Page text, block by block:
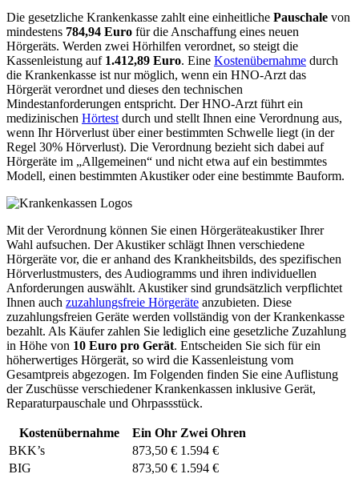
Die gesetzliche Krankenkasse zahlt eine einheitliche Pauschale von
mindestens 784,94 Euro für die Anschaffung eines neuen
Hörgeräts. Werden zwei Hörhilfen verordnet, so steigt die
Kassenleistung auf 1.412,89 Euro. Eine Kostenübernahme durch
die Krankenkasse ist nur möglich, wenn ein HNO-Arzt das
Hörgerät verordnet und dieses den technischen
Mindestanforderungen entspricht. Der HNO-Arzt führt ein
medizinischen Hörtest durch und stellt Ihnen eine Verordnung aus,
wenn Ihr Hörverlust über einer bestimmten Schwelle liegt (in der
Regel 30% Hörverlust). Die Verordnung bezieht sich dabei auf
Hörgeräte im „Allgemeinen“ und nicht etwa auf ein bestimmtes
Modell, einen bestimmten Akustiker oder eine bestimmte Bauform.
Mit der Verordnung können Sie einen Hörgeräteakustiker Ihrer
Wahl aufsuchen. Der Akustiker schlägt Ihnen verschiedene
Hörgeräte vor, die er anhand des Krankheitsbilds, des spezifischen
Hörverlustmusters, des Audiogramms und ihren individuellen
Anforderungen auswählt. Akustiker sind grundsätzlich verpflichtet
Ihnen auch zuzahlungsfreie Hörgeräte anzubieten. Diese
zuzahlungsfreien Geräte werden vollständig von der Krankenkasse
bezahlt. Als Käufer zahlen Sie lediglich eine gesetzliche Zuzahlung
in Höhe von 10 Euro pro Gerät. Entscheiden Sie sich für ein
höherwertiges Hörgerät, so wird die Kassenleistung vom
Gesamtpreis abgezogen. Im Folgenden finden Sie eine Auflistung
der Zuschüsse verschiedener Krankenkassen inklusive Gerät,
Reparaturpauschale und Ohrpassstück.
Kostenübernahme Ein Ohr Zwei Ohren
BKK’s
873,50 € 1.594 €
BIG
873,50 € 1.594 €